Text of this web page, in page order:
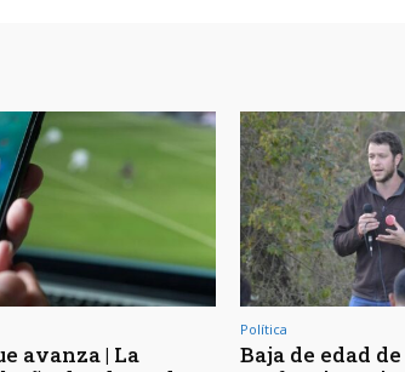
avanza | La
Política
Baja de edad